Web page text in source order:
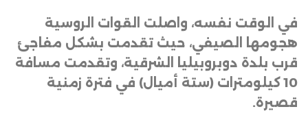
في الوقت نفسه، واصلت القوات الروسية
هجومها الصيفي، حيث تقدمت بشكل مفاجئ
قرب بلدة دوبروبيليا الشرقية، وتقدمت مسافة
10 كيلومترات (ستة أميال) في فترة زمنية
قصيرة.